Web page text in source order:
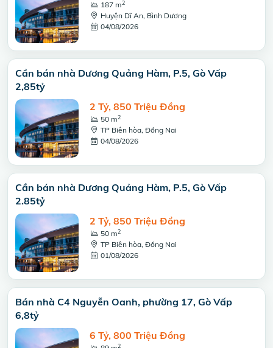
187 m2
Huyện Dĩ An, Bình Dương
04/08/2026
Cần bán nhà Dương Quảng Hàm, P.5, Gò Vấp
2,85tỷ
2 Tỷ, 850 Triệu Đồng
50 m2
TP Biên hòa, Đồng Nai
04/08/2026
Cần bán nhà Dương Quảng Hàm, P.5, Gò Vấp
2.85tỷ
2 Tỷ, 850 Triệu Đồng
50 m2
TP Biên hòa, Đồng Nai
01/08/2026
Bán nhà C4 Nguyễn Oanh, phường 17, Gò Vấp
6,8tỷ
6 Tỷ, 800 Triệu Đồng
2